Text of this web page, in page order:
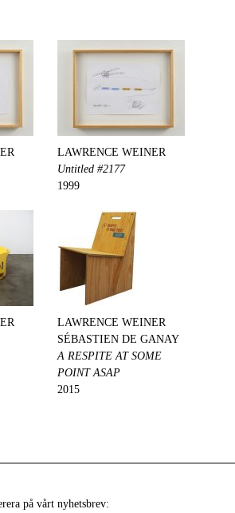
LAWRENCE WEINER
Untitled #2177
1999
LAWRENCE WEINER
SÉBASTIEN DE GANAY
A RESPITE AT SOME
POINT ASAP
2015
på vårt nyhetsbrev: